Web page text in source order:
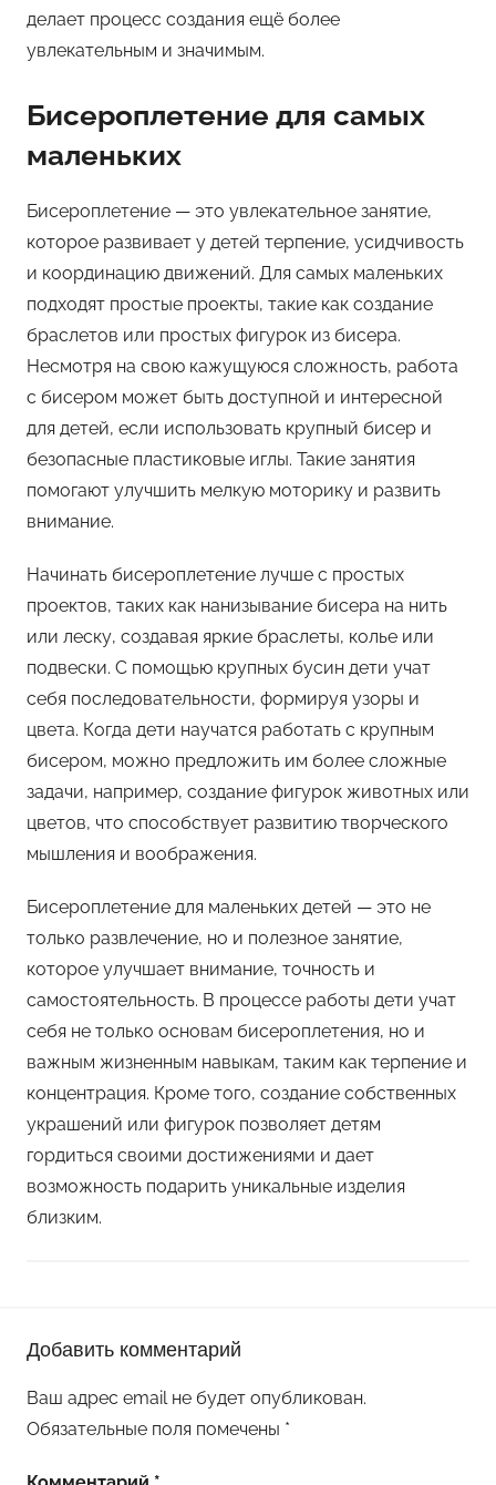
делает процесс создания ещё более
увлекательным и значимым.
Бисероплетение для самых
маленьких
Бисероплетение — это увлекательное занятие,
которое развивает у детей терпение, усидчивость
и координацию движений. Для самых маленьких
подходят простые проекты, такие как создание
браслетов или простых фигурок из бисера.
Несмотря на свою кажущуюся сложность, работа
с бисером может быть доступной и интересной
для детей, если использовать крупный бисер и
безопасные пластиковые иглы. Такие занятия
помогают улучшить мелкую моторику и развить
внимание.
Начинать бисероплетение лучше с простых
проектов, таких как нанизывание бисера на нить
или леску, создавая яркие браслеты, колье или
подвески. С помощью крупных бусин дети учат
себя последовательности, формируя узоры и
цвета. Когда дети научатся работать с крупным
бисером, можно предложить им более сложные
задачи, например, создание фигурок животных или
цветов, что способствует развитию творческого
мышления и воображения.
Бисероплетение для маленьких детей — это не
только развлечение, но и полезное занятие,
которое улучшает внимание, точность и
самостоятельность. В процессе работы дети учат
себя не только основам бисероплетения, но и
важным жизненным навыкам, таким как терпение и
концентрация. Кроме того, создание собственных
украшений или фигурок позволяет детям
гордиться своими достижениями и дает
возможность подарить уникальные изделия
близким.
о
е
л
Добавить комментарий
Ваш адрес email не будет опубликован.
Обязательные поля помечены *